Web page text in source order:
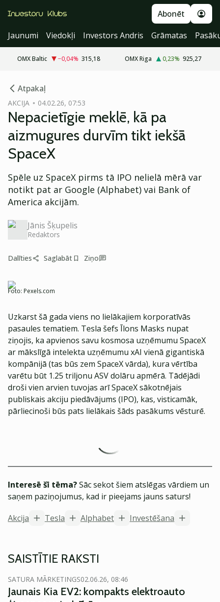
Abonēt
Jaunumi
Viedokļi Investors Andris Grāmatas
OMX Baltic −0,04% 315,18 OMX Riga 0,23% 925,27
Atpakaļ
AKCIJA 04.02.26, 07:53
Nepacietīgie meklē, kā pa
aizmugures durvīm tikt iekšā
SpaceX
Spēle uz SpaceX pirms tā IPO nelielā mērā var
notikt pat ar Google (Alphabet) vai Bank of
America akcijām.
Jānis Šķupelis
Redaktors
Dalīties Saglabāt Ziņo
Foto: Pexels.com
Uzkarst šā gada viens no lielākajiem korporatīvās
pasaules tematiem. Tesla šefs Īlons Masks nupat
ziņojis, ka apvienos savu kosmosa uzņēmumu SpaceX
ar mākslīgā intelekta uzņēmumu xAI vienā gigantiskā
kompānijā (tas būs zem SpaceX vārda), kura vērtība
varētu būt 1.25 triljonu ASV dolāru apmērā. Tādējādi
droši vien arvien tuvojas arī SpaceX sākotnējais
publiskais akciju piedāvājums (IPO), kas, visticamāk,
pārliecinoši būs pats lielākais šāds pasākums vēsturē.
Interesē šī tēma?Sāc sekot šiem atslēgas vārdiem un
saņem paziņojumus, kad ir pieejams jauns saturs!
Akcija
Tesla Alphabet Investēšana
SAISTĪTIE RAKSTI
SATURA MĀRKETINGS02.06.26, 08:46
Jaunais Kia EV2: kompakts elektroauto